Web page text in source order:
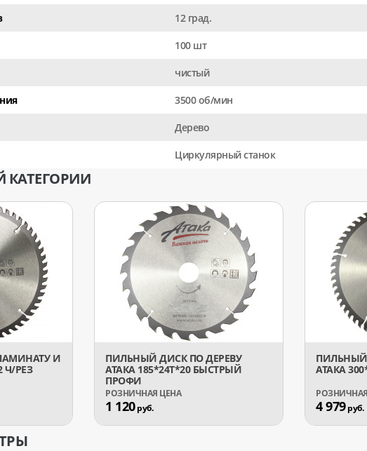
12 град.
100 шт
чистый
3500 об/мин
Дерево
Циркулярный станок
КАТЕГОРИИ
И
Ч/РЕЗ
ПИЛЬНЫЙ ДИСК ПО ДЕРЕВУ
АТАКА 185*24T*20 БЫСТРЫЙ
ПРОФИ
1 120руб.
ПИЛЬНЫЙ
АТАКА
4 979руб.